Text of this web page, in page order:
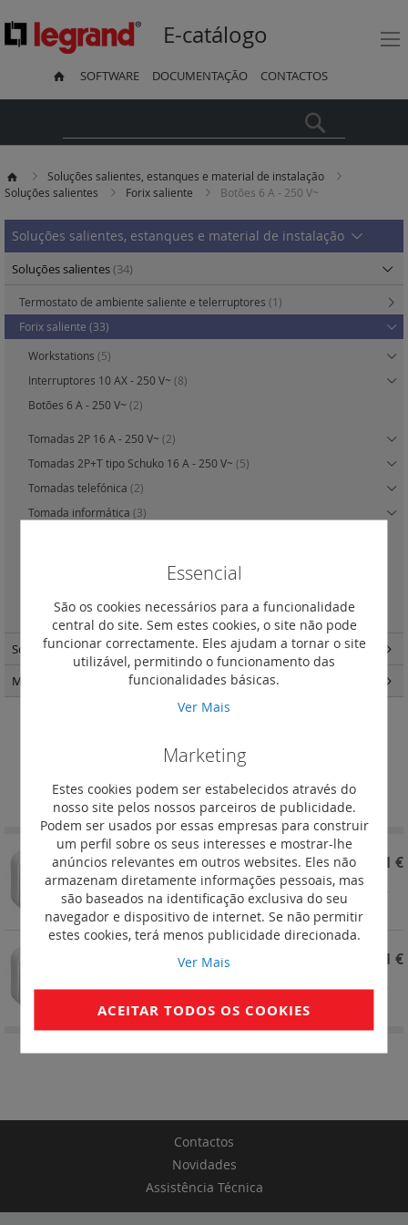
E-catálogo
SOFTWARE DOCUMENTAÇÃO CONTACTOS
Soluções salientes, estanques e material de instalação
Soluções salientes
Forix saliente Botões 6 A - 250 V~
Botões 6 A - 250 V~
Ordenar por
Ordenação
REF. 782435
Forix saliente IP 21 - Botão simples - 6 A - 250 V~ -
Creme
2,61 €
Forix saliente IP 21 - Botão simples - 6 A - 250 V~ -
Branco
2,61 €
Soluções salientes, estanques e material de instalação
Soluções salientes(34)
Termostato de ambiente saliente e telerruptores (1)
Forix saliente (33)
Workstations (5)
Interruptores 10 AX - 250 V~ (8)
Botões 6 A - 250 V~ (2)
Tomadas 2P 16 A - 250 V~ (2)
Tomadas 2P+T tipo Schuko 16 A - 250 V~ (5)
Tomadas telefónica (2)
Tomada informática (3)
Dismatic - 20 A(1)
Soluções estanques (370)
Material de instalação(185)
Contactos
Novidades
Assistência Técnica
Essencial
São os cookies necessários para a funcionalidade
central do site. Sem estes cookies, o site não pode
funcionar correctamente. Eles ajudam a tornar o site
utilizável, permitindo o funcionamento das
funcionalidades básicas.
Ver Mais
Marketing
Estes cookies podem ser estabelecidos através do
nosso site pelos nossos parceiros de publicidade.
Podem ser usados por essas empresas para construir
um perfil sobre os seus interesses e mostrar-lhe
anúncios relevantes em outros websites. Eles não
armazenam diretamente informações pessoais, mas
são baseados na identificação exclusiva do seu
navegador e dispositivo de internet. Se não permitir
estes cookies, terá menos publicidade direcionada.
Ver Mais
ACEITAR TODOS OS COOKIES